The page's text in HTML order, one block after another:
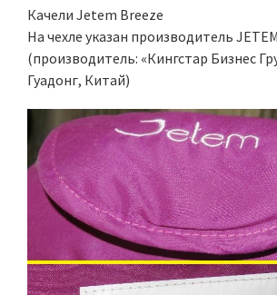
Качели Jetem Breeze
На чехле указан производитель
(производитель: «Кингстар Бизнес
Гуадонг, Китай)